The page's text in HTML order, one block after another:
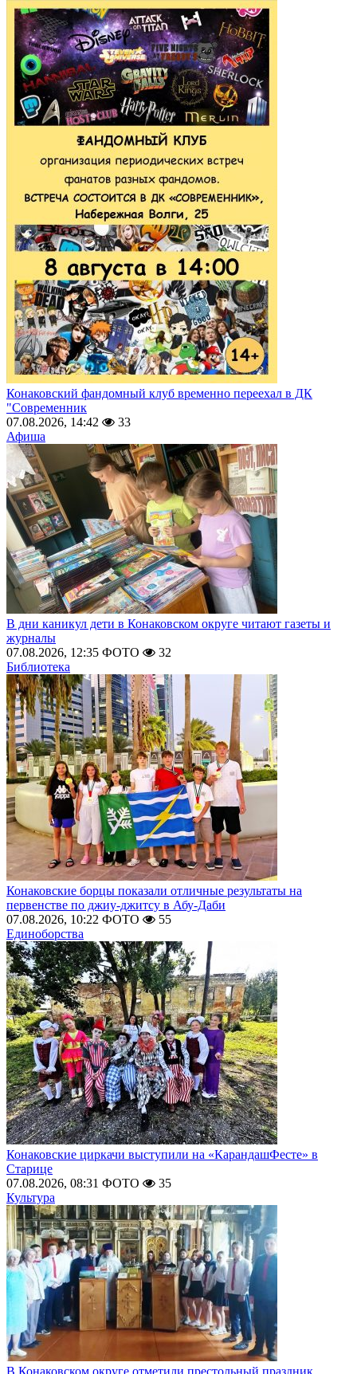
Конаковский фандомный клуб временно переехал в ДК
"Современник
07.08.2026, 14:42
33
Афиша
В дни каникул дети в Конаковском округе читают газеты и
журналы
07.08.2026, 12:35 ФОТО
32
Библиотека
Конаковские борцы показали отличные результаты на
первенстве по джиу-джитсу в Абу-Даби
07.08.2026, 10:22 ФОТО
55
Единоборства
Конаковские циркачи выступили на «КарандашФесте» в
Старице
07.08.2026, 08:31 ФОТО
35
Культура
В Конаковском округе отметили престольный праздник